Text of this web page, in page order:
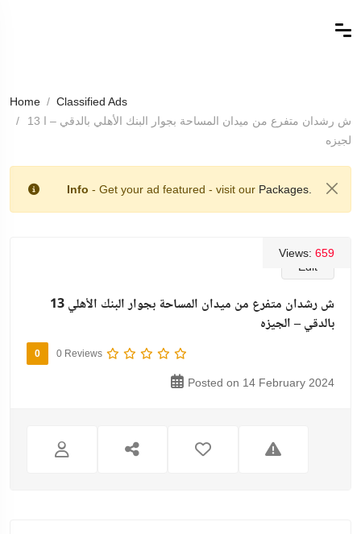
Home
Classified Ads
13 ش رشدان متفرع من ميدان المساحة بجوار البنك الأهلي بالدقي – ا
لجيزه
Info - Get your ad featured - visit our Packages.
Edit
Views: 659
13 ش رشدان متفرع من ميدان المساحة بجوار البنك الأهلي
بالدقي – الجيزه
0 0 Reviews
Posted on 14 February 2024